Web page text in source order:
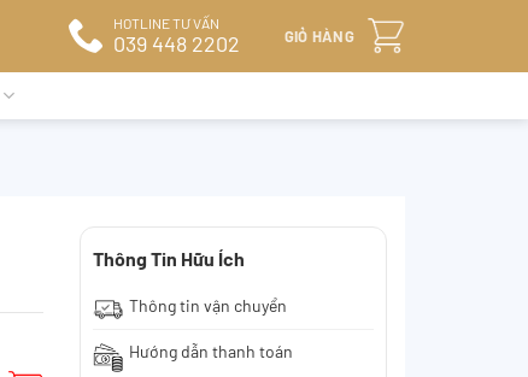
HOTLINE TƯ VẤN
039 448 2202 GIỎ HÀNG
Thông Tin Hữu Ích
Thông tin vận chuyển
Hướng dẫn thanh toán